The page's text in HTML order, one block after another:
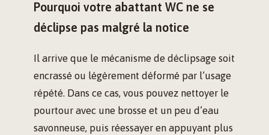
Pourquoi votre abattant WC ne se
déclipse pas malgré la notice
Il arrive que le mécanisme de déclipsage soit
encrassé ou légèrement déformé par l’usage
répété. Dans ce cas, vous pouvez nettoyer le
pourtour avec une brosse et un peu d’eau
savonneuse, puis réessayer en appuyant plus